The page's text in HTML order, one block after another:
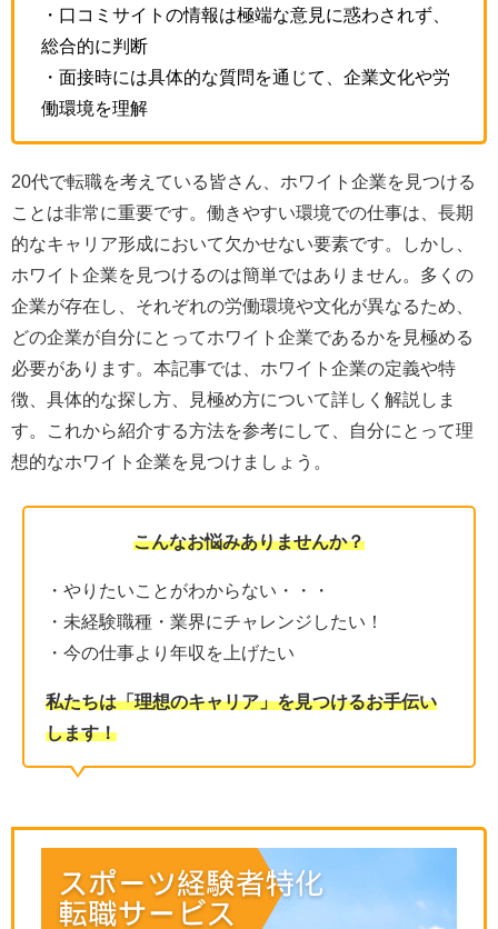
・口コミサイトの情報は極端な意見に惑わされず、
総合的に判断
・面接時には具体的な質問を通じて、企業文化や労
働環境を理解
20代で転職を考えている皆さん、ホワイト企業を見つける
ことは非常に重要です。働きやすい環境での仕事は、長期
的なキャリア形成において欠かせない要素です。しかし、
ホワイト企業を見つけるのは簡単ではありません。多くの
企業が存在し、それぞれの労働環境や文化が異なるため、
どの企業が自分にとってホワイト企業であるかを見極める
必要があります。本記事では、ホワイト企業の定義や特
徴、具体的な探し方、見極め方について詳しく解説しま
す。これから紹介する方法を参考にして、自分にとって理
想的なホワイト企業を見つけましょう。
こんなお悩みありませんか？
・やりたいことがわからない・・・
・未経験職種・業界にチャレンジしたい！
・今の仕事より年収を上げたい
私たちは「理想のキャリア」を見つけるお手伝い
します！